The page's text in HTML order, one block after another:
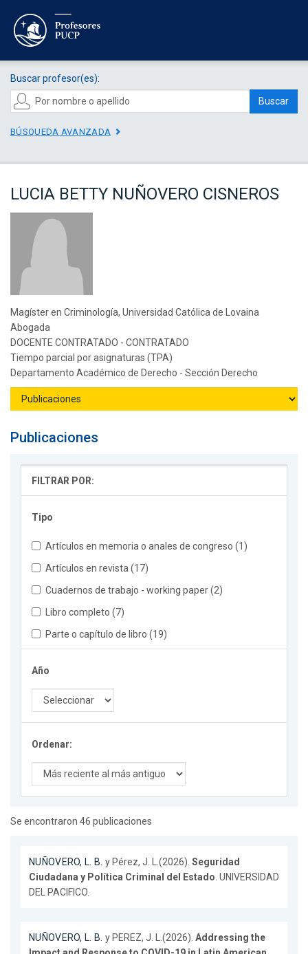
Buscar profesor(es):
Buscar
BÚSQUEDA AVANZADA
LUCIA BETTY NUÑOVERO CISNEROS
Magíster en Criminología, Universidad Católica de Lovaina
Abogada
DOCENTE CONTRATADO - CONTRATADO
Tiempo parcial por asignaturas (TPA)
Departamento Académico de Derecho - Sección Derecho
Publicaciones
FILTRAR POR:
Tipo
Artículos en memoria o anales de congreso (1)
Artículos en revista (17)
Cuadernos de trabajo - working paper (2)
Libro completo (7)
Parte o capítulo de libro (19)
Año
Ordenar:
Se encontraron 46 publicaciones
NUÑOVERO, L. B. y Pérez, J. L.(2026). Seguridad
Ciudadana y Política Criminal del Estado. UNIVERSIDAD
DEL PACIFICO.
NUÑOVERO, L. B. y PEREZ, J. L.(2026). Addressing the